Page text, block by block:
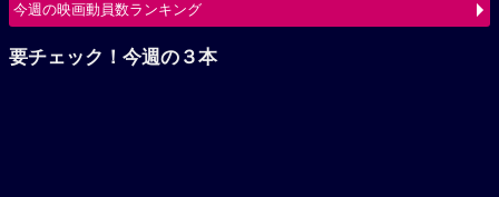
今週の映画動員数ランキング
要チェック！今週の３本